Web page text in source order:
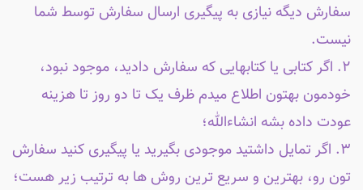
سفارش دیگه نیازی به پیگیری ارسال سفارش توسط شما
نیست.
۲. اگر کتابی یا کتابهایی که سفارش دادید، موجود نبود،
خودمون بهتون اطلاع میدم ظرف یک تا دو روز تا هزینه
عودت داده بشه انشاءالله؛
۳. اگر تمایل داشتید موجودی بگیرید یا پیگیری کنید سفارش
تون رو، بهترین و سریع ترین روش ها به ترتیب زیر هست؛